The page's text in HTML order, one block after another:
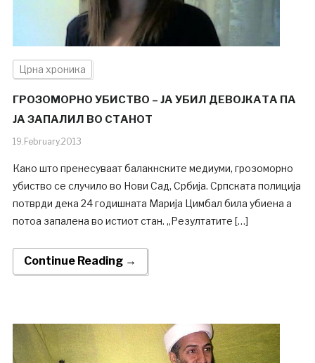
Црна хроника
ГРОЗОМОРНО УБИСТВО – ЈА УБИЛ ДЕВОЈКАТА ПА
ЈА ЗАПАЛИЛ ВО СТАНОТ
19.February.2013
Како што пренесуваат балакнските медиуми, грозоморно
убиство се случило во Нови Сад, Србија. Српската полиција
потврди дека 24 годишната Марија Цимбал била убиена а
потоа запалена во истиот стан. „Резултатите […]
Continue Reading →